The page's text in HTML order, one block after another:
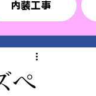
内装工事
ペ